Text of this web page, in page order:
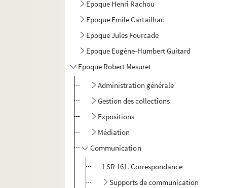
Epoque Henri Rachou
Epoque Emile Cartailhac
Epoque Jules Fourcade
Epoque Eugène-Humbert Guitard
Epoque Robert Mesuret
Administration générale
Gestion des collections
Expositions
Médiation
Communication
1 SR 161. Correspondance
Supports de communication